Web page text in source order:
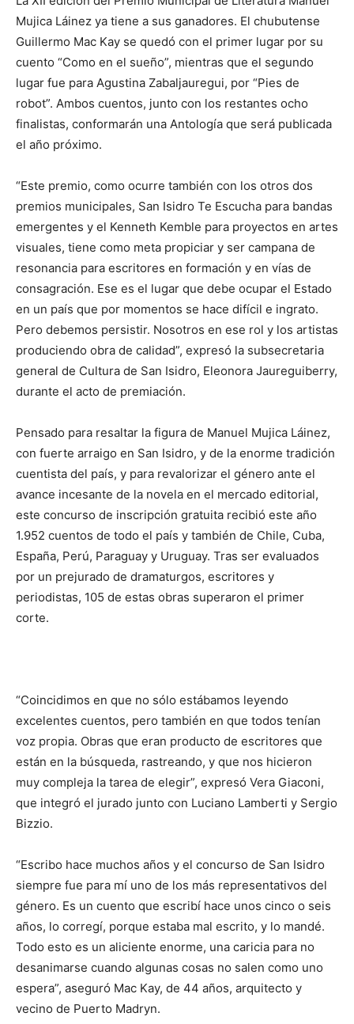
Mujica Láinez ya tiene a sus ganadores. El chubutense
Guillermo Mac Kay se quedó con el primer lugar por su
cuento “Como en el sueño”, mientras que el segundo
lugar fue para Agustina Zabaljauregui, por “Pies de
robot”. Ambos cuentos, junto con los restantes ocho
finalistas, conformarán una Antología que será publicada
el año próximo.
“Este premio, como ocurre también con los otros dos
premios municipales, San Isidro Te Escucha para bandas
emergentes y el Kenneth Kemble para proyectos en artes
visuales, tiene como meta propiciar y ser campana de
resonancia para escritores en formación y en vías de
consagración. Ese es el lugar que debe ocupar el Estado
en un país que por momentos se hace difícil e ingrato.
Pero debemos persistir. Nosotros en ese rol y los artistas
produciendo obra de calidad”, expresó la subsecretaria
general de Cultura de San Isidro, Eleonora Jaureguiberry,
durante el acto de premiación.
Pensado para resaltar la figura de Manuel Mujica Láinez,
con fuerte arraigo en San Isidro, y de la enorme tradición
cuentista del país, y para revalorizar el género ante el
avance incesante de la novela en el mercado editorial,
este concurso de inscripción gratuita recibió este año
1.952 cuentos de todo el país y también de Chile, Cuba,
España, Perú, Paraguay y Uruguay. Tras ser evaluados
por un prejurado de dramaturgos, escritores y
periodistas, 105 de estas obras superaron el primer
corte.
“Coincidimos en que no sólo estábamos leyendo
excelentes cuentos, pero también en que todos tenían
voz propia. Obras que eran producto de escritores que
están en la búsqueda, rastreando, y que nos hicieron
muy compleja la tarea de elegir”, expresó Vera Giaconi,
que integró el jurado junto con Luciano Lamberti y Sergio
Bizzio.
“Escribo hace muchos años y el concurso de San Isidro
siempre fue para mí uno de los más representativos del
género. Es un cuento que escribí hace unos cinco o seis
años, lo corregí, porque estaba mal escrito, y lo mandé.
Todo esto es un aliciente enorme, una caricia para no
desanimarse cuando algunas cosas no salen como uno
espera”, aseguró Mac Kay, de 44 años, arquitecto y
vecino de Puerto Madryn.